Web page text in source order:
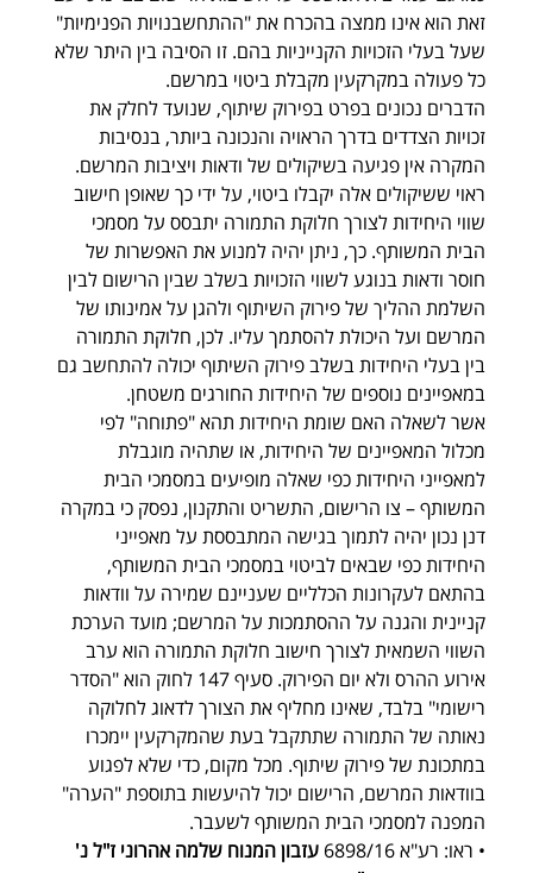
זאת הוא אינו ממצה בהכרח את "ההתחשבנויות הפנימיות"
שעל בעלי הזכויות הקנייניות בהם. זו הסיבה בין היתר שלא
כל פעולה במקרקעין מקבלת ביטוי במרשם.
הדברים נכונים בפרט בפירוק שיתוף, שנועד לחלק את
זכויות הצדדים בדרך הראויה והנכונה ביותר, בנסיבות
המקרה אין פגיעה בשיקולים של ודאות ויציבות המרשם.
ראוי ששיקולים אלה יקבלו ביטוי, על ידי כך שאופן חישוב
שווי היחידות לצורך חלוקת התמורה יתבסס על מסמכי
הבית המשותף. כך, ניתן יהיה למנוע את האפשרות של
חוסר ודאות בנוגע לשווי הזכויות בשלב שבין הרישום לבין
השלמת ההליך של פירוק השיתוף ולהגן על אמינותו של
המרשם ועל היכולת להסתמך עליו. לכן, חלוקת התמורה
בין בעלי היחידות בשלב פירוק השיתוף יכולה להתחשב גם
במאפיינים נוספים של היחידות החורגים משטחן.
אשר לשאלה האם שומת היחידות תהא "פתוחה" לפי
מכלול המאפיינים של היחידות, או שתהיה מוגבלת
למאפייני היחידות כפי שאלה מופיעים במסמכי הבית
המשותף – צו הרישום, התשריט והתקנון, נפסק כי במקרה
דנן נכון יהיה לתמוך בגישה המתבססת על מאפייני
היחידות כפי שבאים לביטוי במסמכי הבית המשותף,
בהתאם לעקרונות הכלליים שעניינם שמירה על וודאות
קניינית והגנה על ההסתמכות על המרשם; מועד הערכת
השווי השמאית לצורך חישוב חלוקת התמורה הוא ערב
אירוע ההרס ולא יום הפירוק. סעיף 147 לחוק הוא "הסדר
רישומי" בלבד, שאינו מחליף את הצורך לדאוג לחלוקה
נאותה של התמורה שתתקבל בעת שהמקרקעין יימכרו
במתכונת של פירוק שיתוף. מכל מקום, כדי שלא לפגוע
בוודאות המרשם, הרישום יכול להיעשות בתוספת "הערה"
המפנה למסמכי הבית המשותף לשעבר.
• ראו: רע"א 6898/16
עזבון המנוח שלמה אהרוני ז"ל נ'